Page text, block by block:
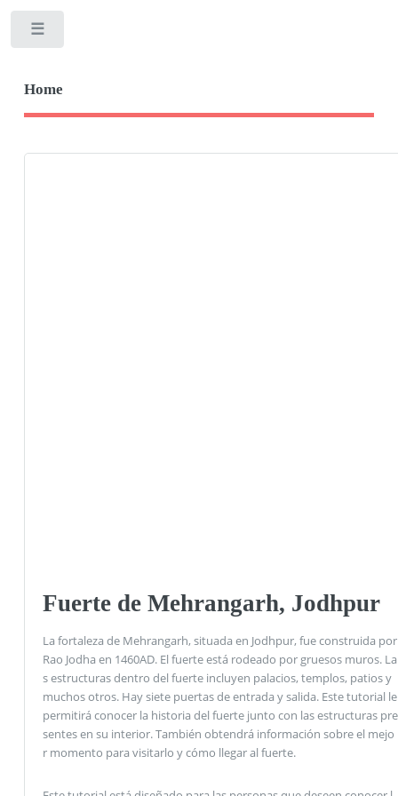
Home
Fuerte de Mehrangarh, Jodhpur
La fortaleza de Mehrangarh, situada en Jodhpur, fue construida por
Rao Jodha en 1460AD. El fuerte está rodeado por gruesos muros. La
s estructuras dentro del fuerte incluyen palacios, templos, patios y
muchos otros. Hay siete puertas de entrada y salida. Este tutorial le
permitirá conocer la historia del fuerte junto con las estructuras pre
sentes en su interior. También obtendrá información sobre el mejo
r momento para visitarlo y cómo llegar al fuerte.